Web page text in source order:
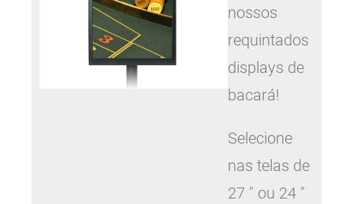
nossos
requintados
displays de
bacará!
Selecione
nas telas de
27 ″ ou 24 ″